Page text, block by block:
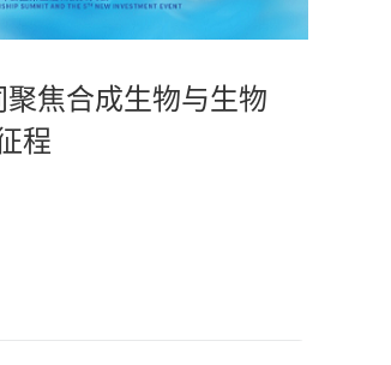
焦合成生物与生物
程